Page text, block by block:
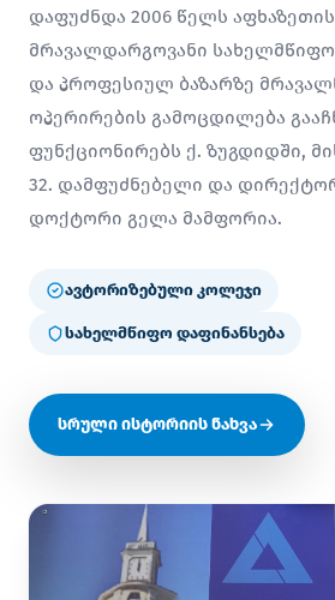
დაფუძნდა 2006 წელს აფხაზეთის
მრავალდარგოვანი სახელმწიფო
და პროფესიულ ბაზარზე
ოპერირების გამოცდილება
ფუნქციონირებს ქ. ზუგდიდში,
32. დამფუძნებელი და
დოქტორი გელა მამფორია.
ავტორიზებული კოლეჯი
სახელმწიფო დაფინანსება
სრული ისტორიის ნახვა